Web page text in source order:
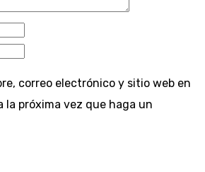
correo electrónico y sitio web en
la próxima vez que haga un